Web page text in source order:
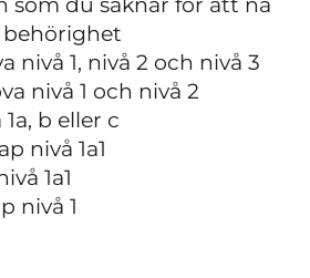
nivå 1, nivå 2 och nivå 3
nivå 1 och nivå 2
b eller c
nivå 1a1
1a1
nivå 1